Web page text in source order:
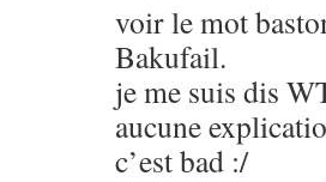
voir le mot
Bakufail.
je me suis dis
aucune
c’est bad :/